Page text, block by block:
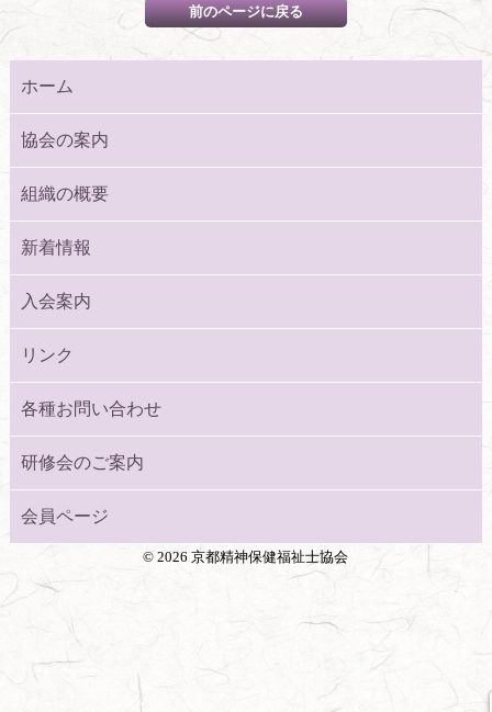
ホーム
協会の案内
組織の概要
新着情報
入会案内
リンク
各種お問い合わせ
研修会のご案内
会員ページ
©2026 京都精神保健福祉士協会